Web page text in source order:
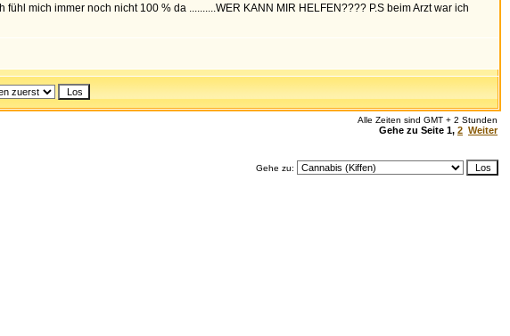
mich immer noch nicht 100 % da ..........WER KANN MIR HELFEN???? P.S beim Arzt war ich
Alle Zeiten sind GMT + 2 Stunden
Gehe zu Seite 1, 2 Weiter
Gehe zu: